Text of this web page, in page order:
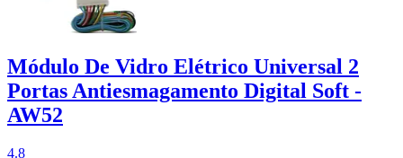
Módulo De Vidro Elétrico Universal 2
Portas Antiesmagamento Digital Soft -
AW52
4.8